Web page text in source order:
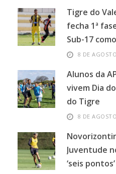
Tigre do
fecha 1ª
Sub-17
8 DE
Alunos da
vivem Dia
do Tigre
8 DE
Juventude
‘seis